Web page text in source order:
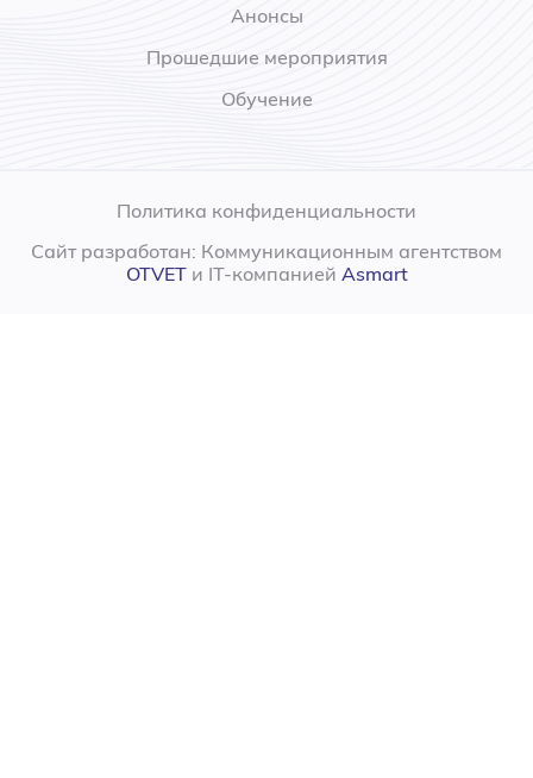
Анонсы
Прошедшие мероприятия
Обучение
Политика конфиденциальности
Сайт разработан: Коммуникационным агентством
OTVETи IT-компанией Asmart